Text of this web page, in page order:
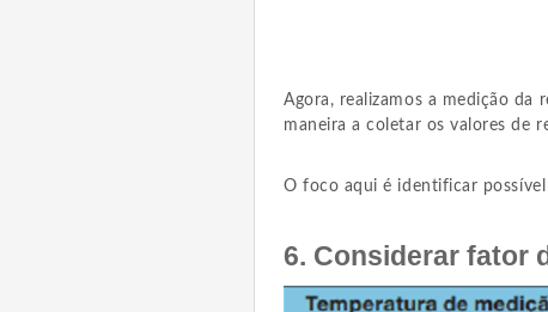
Agora, realizamos a medição da
maneira a coletar os valores de
O foco aqui é identificar
6. Considerar fator